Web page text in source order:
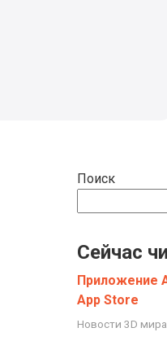
Поиск
Сейчас
Приложение
App Store
Новости 3D мира